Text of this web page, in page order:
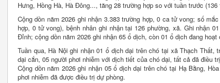
Hưng, Hồng Hà, Hà Đông..., tăng 28 trường hợp so với tuần trước (136
Cộng dồn năm 2026 ghi nhận 3.383 trường hợp, 0 ca tử vong; số
hợp, 0 tử vong), bệnh nhân ghi nhận tại 126 phường, xã. Ghi nhận
Đỉnh; cộng dồn năm 2026 ghi nhận 65 ổ dịch, còn 01 ổ dịch đang hoạt
Tuần qua, Hà Nội ghi nhận 01 ổ dịch dại trên chó tại xã Thạch Thất,
dại cắn, 05 người phơi nhiễm với dịch tiết của chó dại, tất cả đã điều
Cộng dồn năm 2026 ghi nhận 05 ổ dịch dại trên chó tại Hạ Bằng,
phơi nhiễm đã được điều trị dự phòng.